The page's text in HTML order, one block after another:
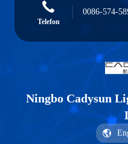
Telefon
0086-574-
Ningbo Cadysun